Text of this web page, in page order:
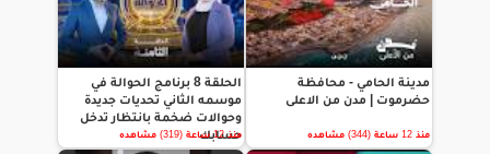
مدينة الحامي - محافظة
حضرموت | مدن من الاعلى
منذ 12 ساعة (344) مشاهده
الحلقة 8 برنامج الحوالة في
موسمه الثاني تحديات جديدة
وحوالات ضخمة بانتظار تدخل
حسابك
منذ 12 ساعة (319) مشاهده